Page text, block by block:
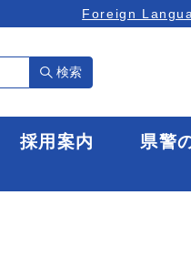
Foreign
検索
採用案内 県警